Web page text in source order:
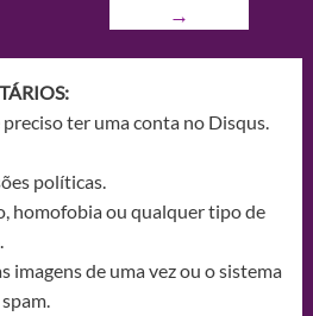
→
ter uma conta no Disqus.
políticas.
homofobia ou qualquer tipo de
imagens de uma vez ou o sistema